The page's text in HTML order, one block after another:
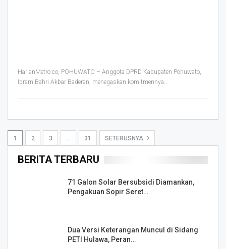
HarianMetro.co, POHUWATO – Anggota DPRD Kabupaten Pohuwato,
Iqram Bahri Akbar Baderan, menegaskan komitmennya…
1 2 3 … 31 SETERUSNYA
BERITA TERBARU
71 Galon Solar Bersubsidi Diamankan,
Pengakuan Sopir Seret…
Dua Versi Keterangan Muncul di Sidang
PETI Hulawa, Peran…